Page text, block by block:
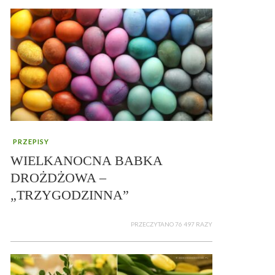
PRZEPISY
WIELKANOCNA BABKA
DROŻDŻOWA –
„TRZYGODZINNA”
PRZECZYTANO 76 497 RAZY